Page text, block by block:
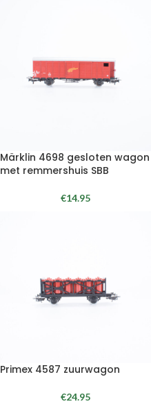
Märklin 4698 gesloten wagon
met remmershuis SBB
€14.95
Primex 4587 zuurwagon
€24.95